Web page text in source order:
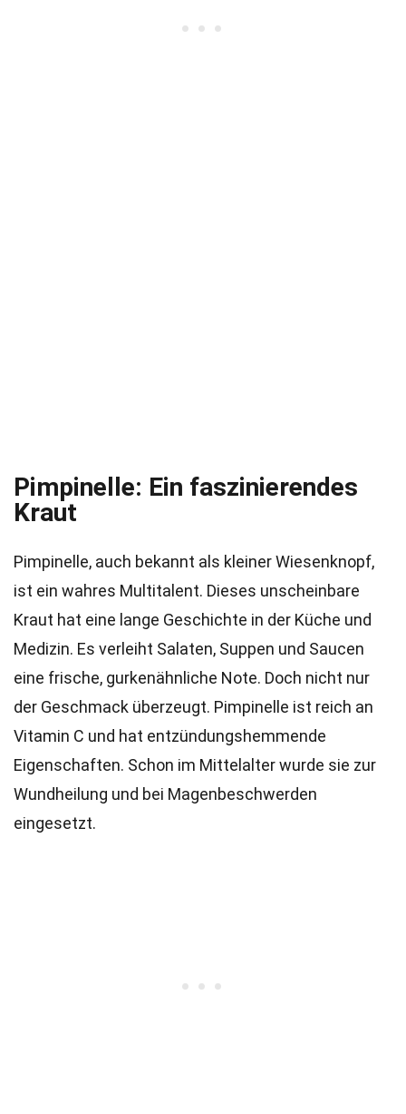
Pimpinelle: Ein faszinierendes
Kraut
Pimpinelle, auch bekannt als kleiner Wiesenknopf,
ist ein wahres Multitalent. Dieses unscheinbare
Kraut hat eine lange Geschichte in der Küche und
Medizin. Es verleiht Salaten, Suppen und Saucen
eine frische, gurkenähnliche Note. Doch nicht nur
der Geschmack überzeugt. Pimpinelle ist reich an
Vitamin C und hat entzündungshemmende
Eigenschaften. Schon im Mittelalter wurde sie zur
Wundheilung und bei Magenbeschwerden
eingesetzt.